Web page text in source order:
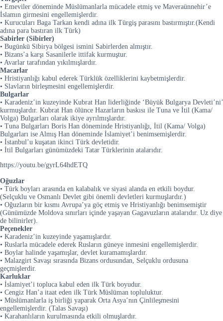
• Emeviler döneminde Müslümanlarla mücadele etmiş ve Maveraünnehir’e
İslamın girmesini engellemişlerdir.
• Kurucuları Baga Tarkan kendi adına ilk Türgiş parasını bastırmıştır.(Kendi
adına para bastıran ilk Türk)
Sabirler (Sibirler)
• Bugünkü Sibirya bölgesi ismini Sabirlerden almıştır.
• Bizans’a karşı Sasanilerle ittifak kurmuştur.
• Avarlar tarafından yıkılmışlardır.
Macarlar
• Hristiyanlığı kabul ederek Türklük özelliklerini kaybetmişlerdir.
• Slavların birleşmesini engellemişlerdir.
Bulgarlar
• Karadeniz’in kuzeyinde Kubrat Han liderliğinde ‘Büyük Bulgarya Devleti’ni’
kurmuşlardır. Kubrat Han ölünce Hazarların baskısı ile Tuna ve İtil (Kama/
Volga) Bulgarları olarak ikiye ayrılmışlardır.
• Tuna Bulgarları Boris Han döneminde Hristiyanlığı, İtil (Kama/ Volga)
Bulgarları ise Almış Han döneminde İslamiyet’i benimsemişlerdir.
• İstanbul’u kuşatan ikinci Türk devletidir.
• İtil Bulgarları günümüzdeki Tatar Türklerinin atalarıdır.
https://youtu.be/gyrL64hdETQ
Oğuzlar
• Türk boyları arasında en kalabalık ve siyasi alanda en etkili boydur.
(Selçuklu ve Osmanlı Devlet gibi önemli devletleri kurmuşlardır.)
• Oğuzların bir kısmı Avrupa’ya göç etmiş ve Hristiyanlığı benimsemiştir
(Günümüzde Moldova sınırları içinde yaşayan Gagavuzların atalarıdır. Uz diye
de bilinirler).
Peçenekler
• Karadeniz’in kuzeyinde yaşamışlardır.
• Ruslarla mücadele ederek Rusların güneye inmesini engellemişlerdir.
• Boylar halinde yaşamışlar, devlet kuramamışlardır.
• Malazgirt Savaşı sırasında Bizans ordusundan, Selçuklu ordusuna
geçmişlerdir.
Karluklar
• İslamiyet’i topluca kabul eden ilk Türk boyudur.
• Cengiz Han’a itaat eden ilk Türk Müslüman topluluktur.
• Müslümanlarla iş birliği yaparak Orta Asya’nın Çinlileşmesini
engellemişlerdir. (Talas Savaşı)
• Karahanlıların kurulmasında etkili olmuşlardır.